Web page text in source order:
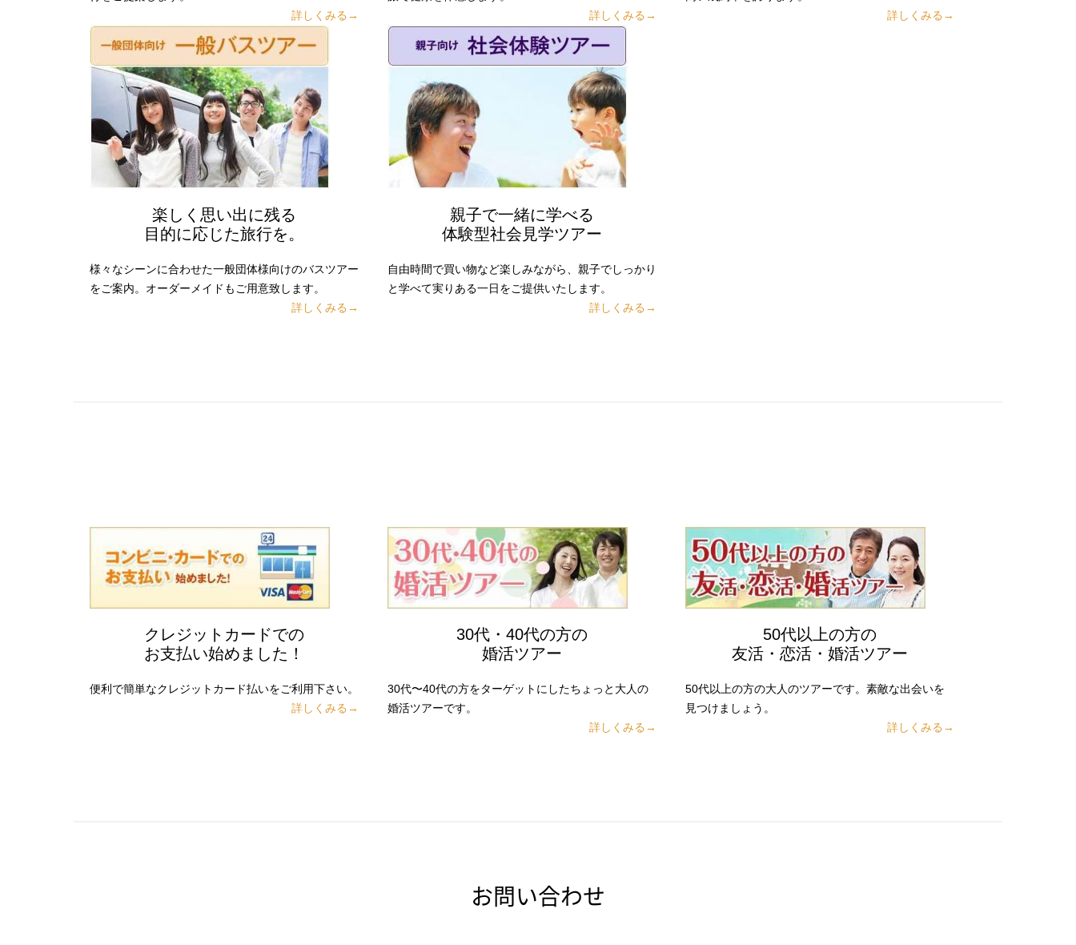
詳しくみる→
詳しくみる→
詳しくみる→
楽しく思い出に残る
目的に応じた旅行を。
様々なシーンに合わせた一般団体様向けのバスツアー
をご案内。オーダーメイドもご用意致します。
詳しくみる→
親子で一緒に学べる
体験型社会見学ツアー
自由時間で買い物など楽しみながら、親子でしっかり
と学べて実りある一日をご提供いたします。
詳しくみる→
クレジットカードでの
お支払い始めました！
便利で簡単なクレジットカード払いをご利用下さい。
詳しくみる→
30代・40代の方の
婚活ツアー
30代〜40代の方をターゲットにしたちょっと大人の
婚活ツアーです。
詳しくみる→
50代以上の方の
友活・恋活・婚活ツアー
50代以上の方の大人のツアーです。素敵な出会いを
見つけましょう。
詳しくみる→
お問い合わせ